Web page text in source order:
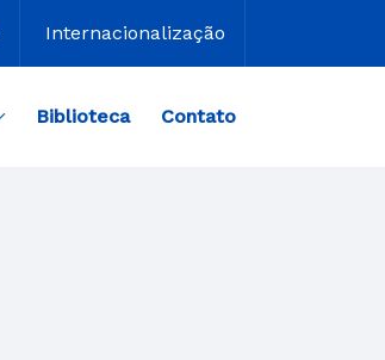
Internacionalização
Biblioteca Contato